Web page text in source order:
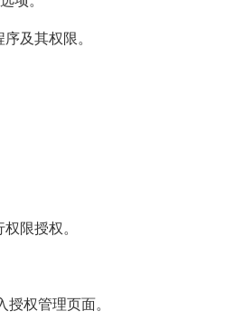
及其权限。
限授权。
权管理页面。